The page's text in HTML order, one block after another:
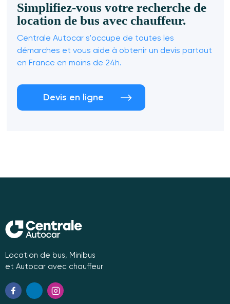
Simplifiez-vous votre recherche de
location de bus avec chauffeur.
Centrale Autocar s'occupe de toutes les
démarches et vous aide à obtenir un devis partout
en France en moins de 24h.
Devis en ligne
Location de bus, Minibus
et Autocar avec chauffeur